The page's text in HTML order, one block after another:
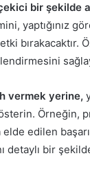
bir şekilde
yaptığınız
bırakacaktır.
vermek yerine,
edilen
detaylı bir